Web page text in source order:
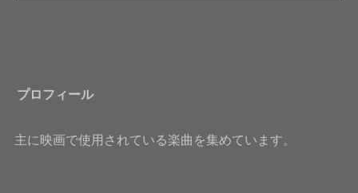
プロフィール
主に映画で使用されている楽曲を集めています。